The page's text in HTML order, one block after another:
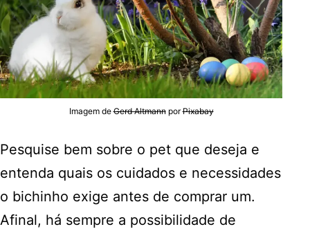
Imagem deGerd AltmannporPixabay
Pesquise bem sobre o pet que deseja e
entenda quais os cuidados e necessidades
o bichinho exige antes de comprar um.
Afinal, há sempre a possibilidade de